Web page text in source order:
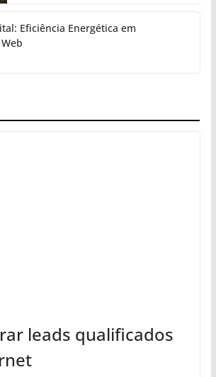
Eficiência Energética em
leads qualificados